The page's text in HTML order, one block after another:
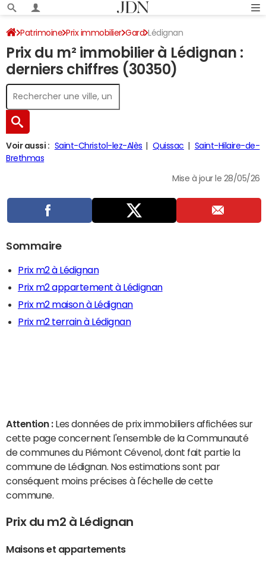
Patrimoine Prix immobilier Gard Lédignan
Prix du m² immobilier à Lédignan :
derniers chiffres (30350)
Voir aussi : Saint-Christol-lez-Alès Quissac
Saint-Hilaire-de-
Brethmas
Mise à jour le 28/05/26
Sommaire
Prix m2 à Lédignan
Prix m2 appartement à Lédignan
Prix m2 maison à Lédignan
Prix m2 terrain à Lédignan
Attention : Les données de prix immobiliers affichées sur
cette page concernent l'ensemble de la Communauté
de communes du Piémont Cévenol, dont fait partie la
commune de Lédignan. Nos estimations sont par
conséquent moins précises à l'échelle de cette
commune.
Prix du m2 à Lédignan
Maisons et appartements